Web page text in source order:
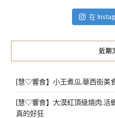
在
近期
[慧♡響食】小王煮瓜.華西街美
[慧♡響食】大漠紅頂級燒肉.活
真的好狂